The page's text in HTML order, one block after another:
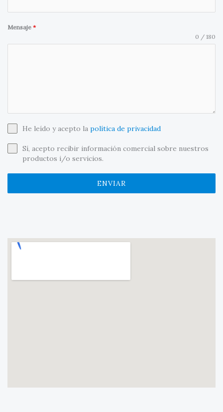
Mensaje *
0 / 180
He leído y acepto la política de privacidad
Sí, acepto recibir información comercial sobre nuestros
productos i/o servicios.
ENVIAR